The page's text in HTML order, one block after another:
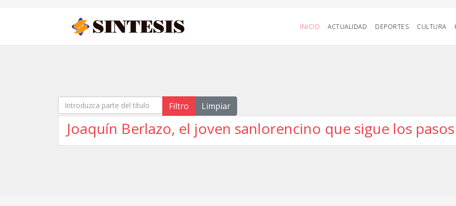
INICIO ACTUALIDAD DEPORTES CULTURA
Introduzca parte del título Filtro Limpiar
Joaquín Berlazo, el joven sanlorencino que sigue los